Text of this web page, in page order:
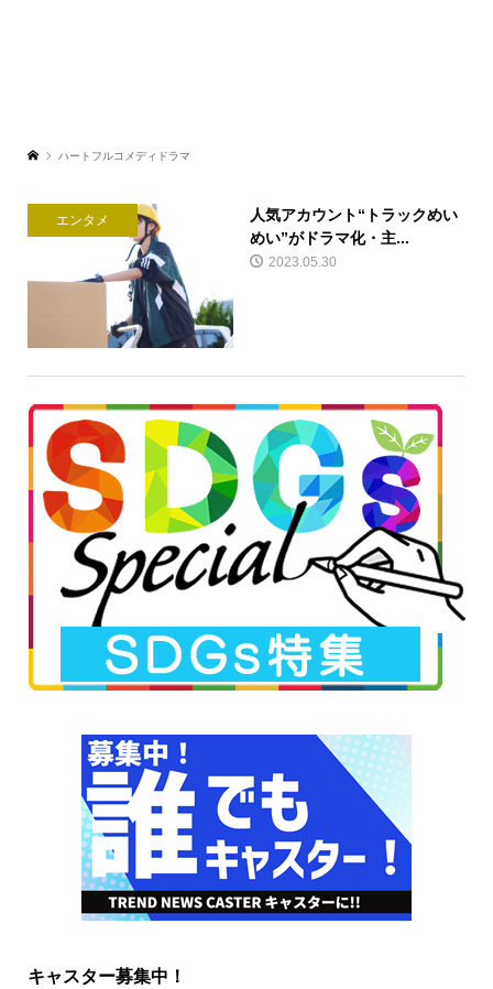
ハートフルコメディドラマ
エンタメ
人気アカウント“トラックめい
めい”がドラマ化・主...
2023.05.30
キャスター募集中！